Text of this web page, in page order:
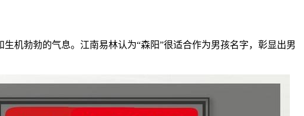
勃勃的气息。江南易林认为“森阳”很适合作为男孩名字，彰显出男